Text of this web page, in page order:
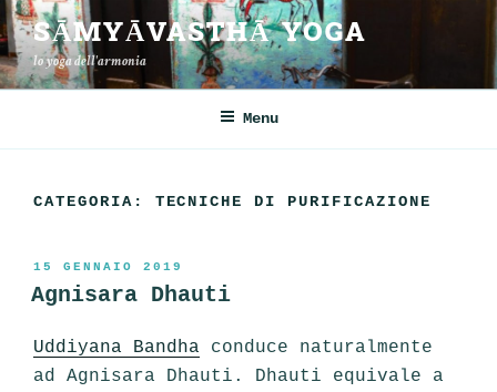
Salta
al
contenuto
SĀMYĀVASTHĀ YOGA
lo yoga dell'armonia
Menu
CATEGORIA: TECNICHE DI PURIFICAZIONE
PUBBLICATO
IL
15 GENNAIO 2019
Agnisara Dhauti
Uddiyana Bandha conduce naturalmente
ad Agnisara Dhauti. Dhauti equivale a